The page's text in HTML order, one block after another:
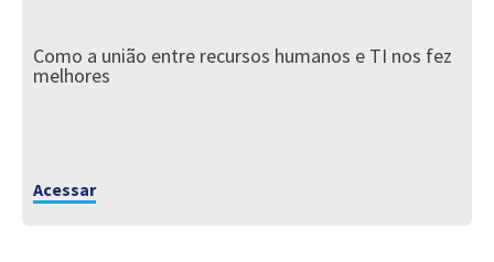
Como a união entre recursos humanos e TI nos fez
melhores
Acessar